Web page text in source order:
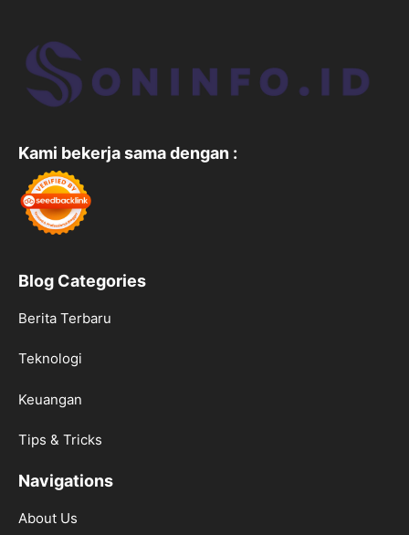
Kami bekerja sama dengan :
Blog Categories
Berita Terbaru
Teknologi
Keuangan
Tips & Tricks
Navigations
About Us